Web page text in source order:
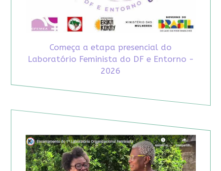
Começa a etapa presencial do
Laboratório Feminista do DF e Entorno -
2026